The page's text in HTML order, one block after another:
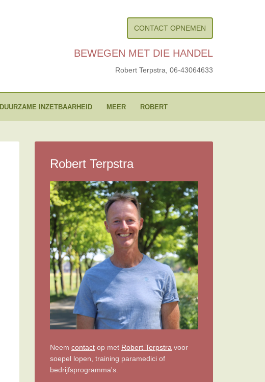
CONTACT OPNEMEN
BEWEGEN MET DIE HANDEL
Robert Terpstra, 06-43064633
DUURZAME INZETBAARHEID MEER ROBERT
Robert Terpstra
Neem contact op met Robert Terpstra voor
soepel lopen, training paramedici of
bedrijfsprogramma's.